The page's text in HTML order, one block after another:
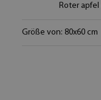
Roter apfel
Größe von: 80x60 cm